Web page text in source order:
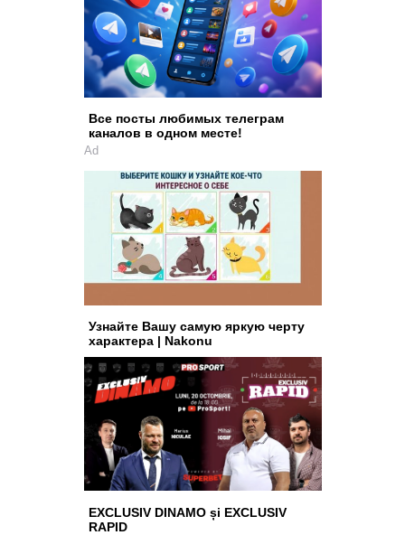
Все посты любимых телеграм
каналов в одном месте!
Ad
Узнайте Вашу самую яркую черту
характера | Nakonu
EXCLUSIV DINAMO și EXCLUSIV
RAPID